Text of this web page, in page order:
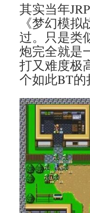
其实当年
《梦幻模
过。只是类
炮完全就是
打又难度极
个如此BT的